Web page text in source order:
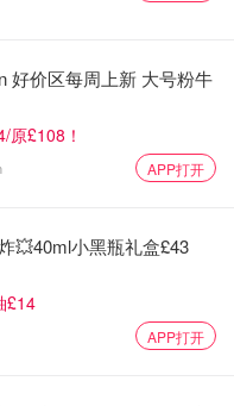
好价区每周上新 大号粉牛
原£108！
APP打开
💥40ml小黑瓶礼盒£43
£14
APP打开